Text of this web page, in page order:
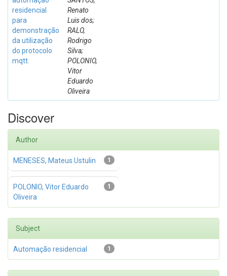
residencial
para
demonstração
da utilização
do protocolo
mqtt.
Renato
Luis dos;
RALO,
Rodrigo
Silva;
POLONIO,
Vitor
Eduardo
Oliveira
Discover
Author
1
MENESES, Mateus Ustulin
1
POLONIO, Vitor Eduardo
Oliveira
Subject
1
Automação residencial